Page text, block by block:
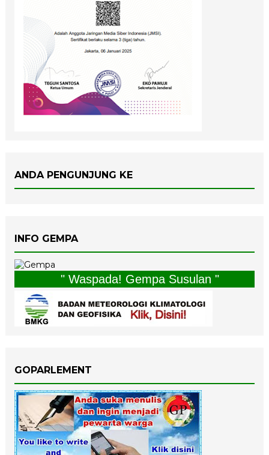
ANDA PENGUNJUNG KE
INFO GEMPA
" Waspada! Gempa Susulan "
GOPARLEMENT